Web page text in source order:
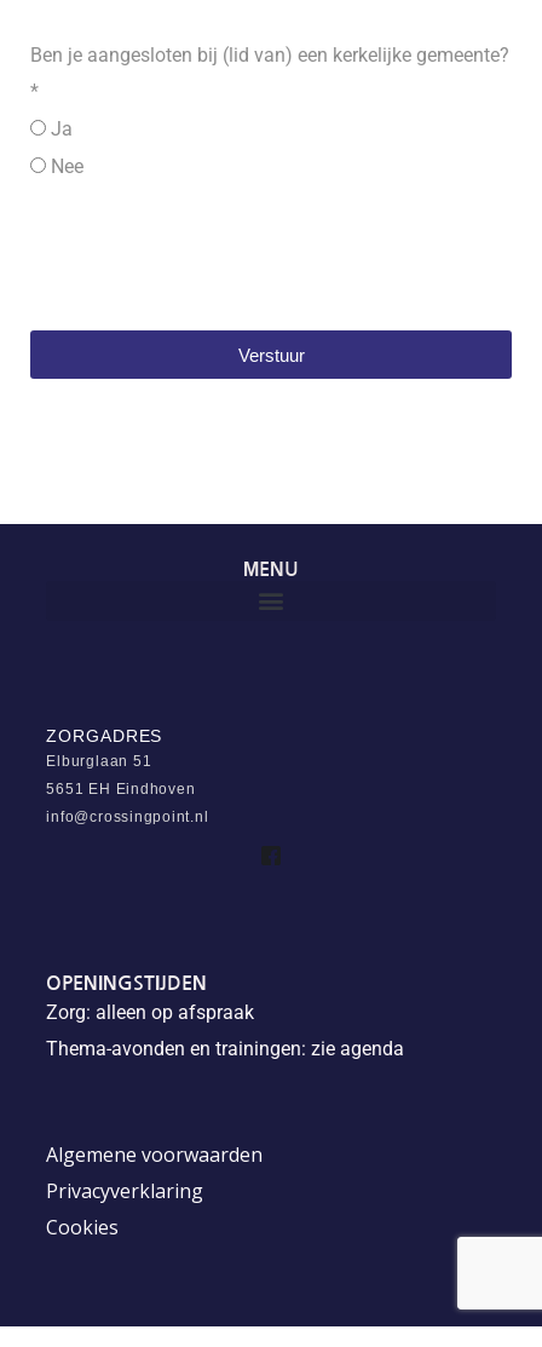
Ben je aangesloten bij (lid van) een kerkelijke gemeente?
*
Ja
Nee
Verstuur
MENU
ZORGADRES
Elburglaan 51
5651 EH Eindhoven
info@crossingpoint.nl
OPENINGSTIJDEN
Zorg: alleen op afspraak
Thema-avonden en trainingen: zie agenda
Algemene voorwaarden
Privacyverklaring
Cookies